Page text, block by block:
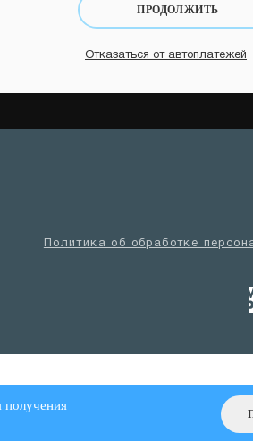
ПРОДОЛЖИТЬ
Отказаться от автоплатежей
Политика об обработке
получения